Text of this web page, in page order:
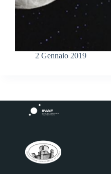
2 Gennaio 2019